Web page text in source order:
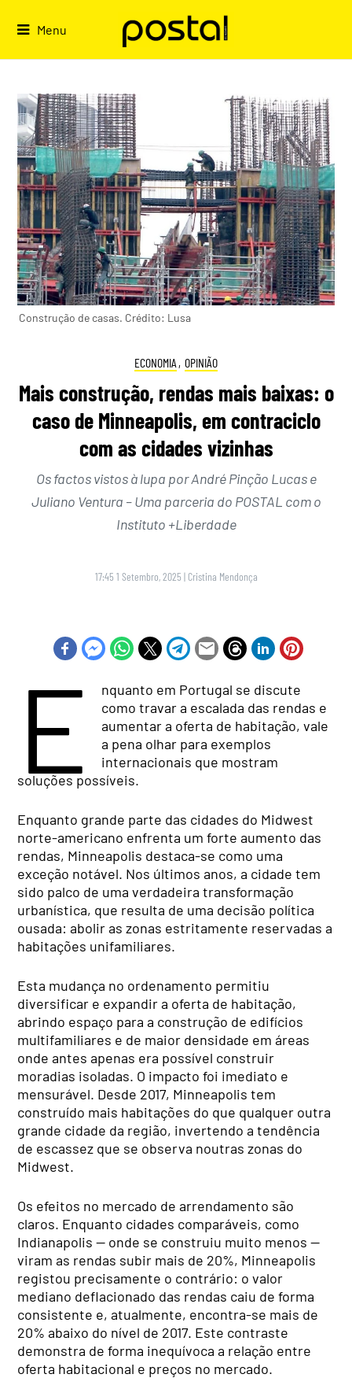
Menu
Construção de casas. Crédito: Lusa
ECONOMIA , OPINIÃO
Mais construção, rendas mais baixas: o
caso de Minneapolis, em contraciclo
com as cidades vizinhas
Os factos vistos à lupa por André Pinção Lucas e
Juliano Ventura – Uma parceria do POSTAL com o
Instituto +Liberdade
17:45 1 Setembro, 2025 | Cristina Mendonça
E
nquanto em Portugal se discute
como travar a escalada das rendas e
aumentar a oferta de habitação, vale
a pena olhar para exemplos
internacionais que mostram
soluções possíveis.
Enquanto grande parte das cidades do Midwest
norte-americano enfrenta um forte aumento das
rendas, Minneapolis destaca-se como uma
exceção notável. Nos últimos anos, a cidade tem
sido palco de uma verdadeira transformação
urbanística, que resulta de uma decisão política
ousada: abolir as zonas estritamente reservadas a
habitações unifamiliares.
Esta mudança no ordenamento permitiu
diversificar e expandir a oferta de habitação,
abrindo espaço para a construção de edifícios
multifamiliares e de maior densidade em áreas
onde antes apenas era possível construir
moradias isoladas. O impacto foi imediato e
mensurável. Desde 2017, Minneapolis tem
construído mais habitações do que qualquer outra
grande cidade da região, invertendo a tendência
de escassez que se observa noutras zonas do
Midwest.
Os efeitos no mercado de arrendamento são
claros. Enquanto cidades comparáveis, como
Indianapolis — onde se construiu muito menos —
viram as rendas subir mais de 20%, Minneapolis
registou precisamente o contrário: o valor
mediano deflacionado das rendas caiu de forma
consistente e, atualmente, encontra-se mais de
20% abaixo do nível de 2017. Este contraste
demonstra de forma inequívoca a relação entre
oferta habitacional e preços no mercado.